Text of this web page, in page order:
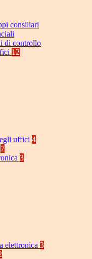
consiliari
di controllo
12
uffici 4
7
3
elettronica 3